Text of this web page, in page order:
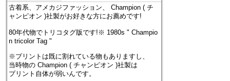
古着系、アメカジファッション、 Champion ( チ
ャンピオン )社製がお好きな方にお薦めです!
80年代物でトリコタグ版です!※ 1980s " Champio
n tricolor Tag "
※プリントは既に割れている物もありますし、
当時物の Champion ( チャンピオン )社製は
プリント自体が弱いんです。